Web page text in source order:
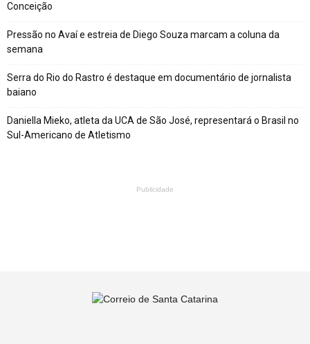
Conceição
Pressão no Avaí e estreia de Diego Souza marcam a coluna da
semana
Serra do Rio do Rastro é destaque em documentário de jornalista
baiano
Daniella Mieko, atleta da UCA de São José, representará o Brasil no
Sul-Americano de Atletismo
Publicidade